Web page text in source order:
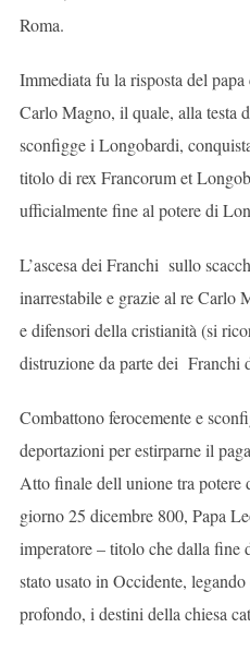
Roma.
Immediata fu la risposta del
Carlo Magno, il quale, alla testa
sconfigge i Longobardi,
titolo di rex Francorum et
ufficialmente fine al potere di
L’ascesa dei Franchi sullo
inarrestabile e grazie al re Carlo
e difensori della cristianità (si
distruzione da parte dei Franchi
Combattono ferocemente e
deportazioni per estirparne il
Atto finale dell unione tra potere
giorno 25 dicembre 800, Papa
imperatore – titolo che dalla fine
stato usato in Occidente,
profondo, i destini della chiesa